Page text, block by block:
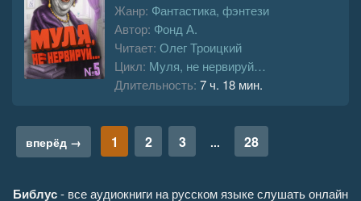
Жанр: Фантастика, фэнтези
Автор: Фонд А.
Читает: Олег Троицкий
Цикл: Муля, не нервируй…
Длительность: 7 ч. 18 мин.
вперёд → 1 2 3 ... 28
Библус- все аудиокниги на русском языке слушать онлайн